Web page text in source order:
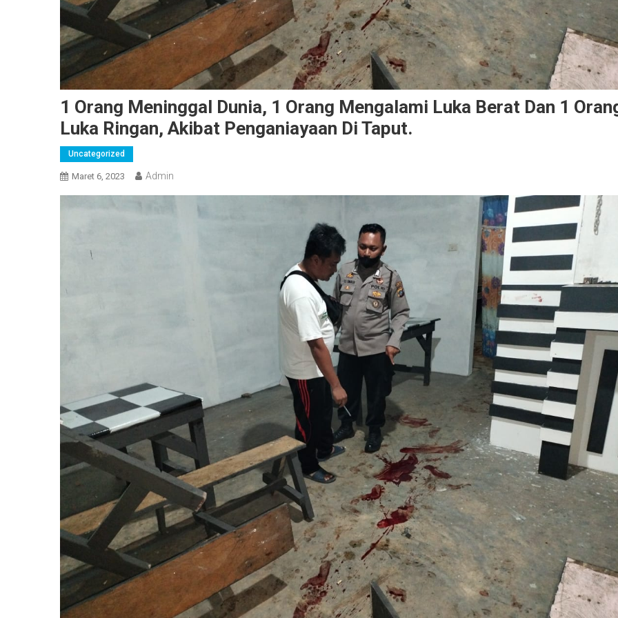
1 Orang Meninggal Dunia, 1 Orang Mengalami Luka Berat Dan 1
Luka Ringan, Akibat Penganiayaan Di Taput.
Uncategorized
Maret 6, 2023 Admin